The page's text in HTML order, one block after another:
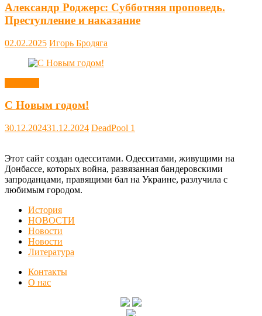
Александр Роджерс: Субботняя проповедь.
Преступление и наказание
02.02.2025 Игорь Бродяга
С Новым годом!
30.12.202431.12.2024 DeadPool 1
Этот сайт создан одесситами. Одесситами, живущими на
Донбассе, которых война, развязанная бандеровскими
запроданцами, правящими бал на Украине, разлучила с
любимым городом.
История
НОВОСТИ
Новости
Новости
Литература
Контакты
О нас